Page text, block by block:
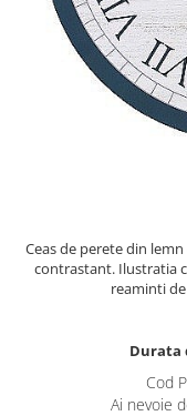
Barci, vapoare,
Decoratiuni care se
Ceas de perete din
contrastant. Ilustratia
reaminti
Durata
Cod
Ai nevoie